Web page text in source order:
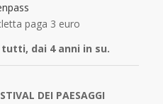
paga 3 euro
dai 4 anni in su.
DEI PAESAGGI